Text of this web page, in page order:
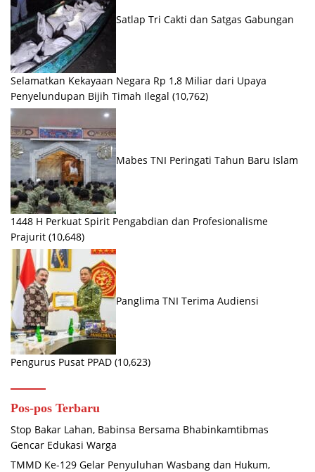
Satlap Tri Cakti dan Satgas Gabungan
Selamatkan Kekayaan Negara Rp 1,8 Miliar dari Upaya
Penyelundupan Bijih Timah Ilegal (10,762)
Mabes TNI Peringati Tahun Baru Islam
1448 H Perkuat Spirit Pengabdian dan Profesionalisme
Prajurit (10,648)
Panglima TNI Terima Audiensi
Pengurus Pusat PPAD (10,623)
Pos-pos Terbaru
Stop Bakar Lahan, Babinsa Bersama Bhabinkamtibmas
Gencar Edukasi Warga
TMMD Ke-129 Gelar Penyuluhan Wasbang dan Hukum,